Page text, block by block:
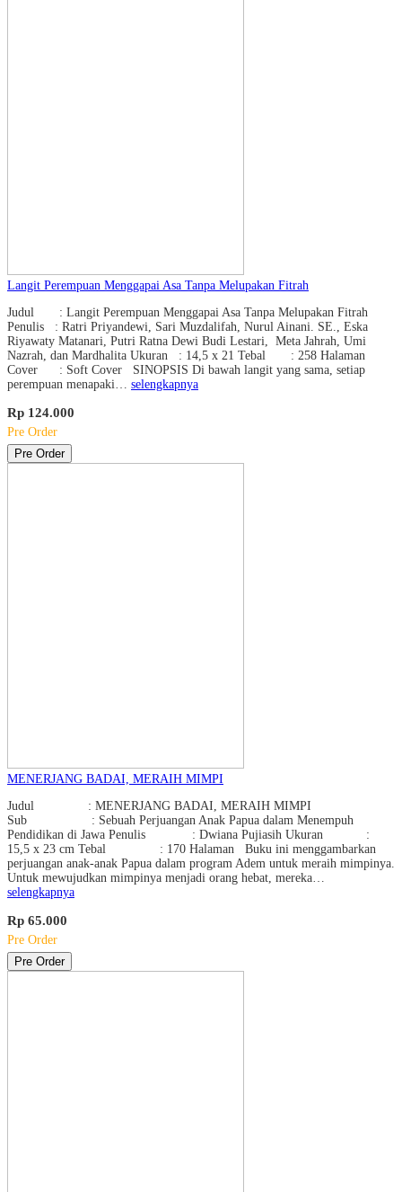
Langit Perempuan Menggapai Asa Tanpa Melupakan Fitrah
Judul : Langit Perempuan Menggapai Asa Tanpa Melupakan Fitrah
Penulis : Ratri Priyandewi, Sari Muzdalifah, Nurul Ainani. SE., Eska
Riyawaty Matanari, Putri Ratna Dewi Budi Lestari, Meta Jahrah, Umi
Nazrah, dan Mardhalita Ukuran : 14,5 x 21 Tebal : 258 Halaman
Cover : Soft Cover SINOPSIS Di bawah langit yang sama, setiap
perempuan menapaki… selengkapnya
Rp 124.000
Pre Order
Pre Order
MENERJANG BADAI, MERAIH MIMPI
Judul : MENERJANG BADAI, MERAIH MIMPI
Sub : Sebuah Perjuangan Anak Papua dalam Menempuh
Pendidikan di Jawa Penulis : Dwiana Pujiasih Ukuran :
15,5 x 23 cm Tebal : 170 Halaman Buku ini menggambarkan
perjuangan anak-anak Papua dalam program Adem untuk meraih mimpinya.
Untuk mewujudkan mimpinya menjadi orang hebat, mereka…
selengkapnya
Rp 65.000
Pre Order
Pre Order